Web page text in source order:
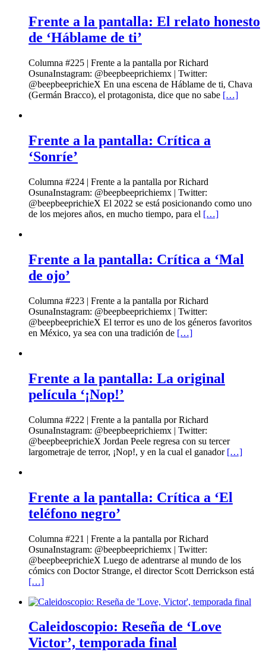
Frente a la pantalla: El relato honesto
de ‘Háblame de ti’
Columna #225 | Frente a la pantalla por Richard
OsunaInstagram: @beepbeeprichiemx | Twitter:
@beepbeeprichieX En una escena de Háblame de ti, Chava
(Germán Bracco), el protagonista, dice que no sabe […]
Frente a la pantalla: Crítica a
‘Sonríe’
Columna #224 | Frente a la pantalla por Richard
OsunaInstagram: @beepbeeprichiemx | Twitter:
@beepbeeprichieX El 2022 se está posicionando como uno
de los mejores años, en mucho tiempo, para el […]
Frente a la pantalla: Crítica a ‘Mal
de ojo’
Columna #223 | Frente a la pantalla por Richard
OsunaInstagram: @beepbeeprichiemx | Twitter:
@beepbeeprichieX El terror es uno de los géneros favoritos
en México, ya sea con una tradición de […]
Frente a la pantalla: La original
película ‘¡Nop!’
Columna #222 | Frente a la pantalla por Richard
OsunaInstagram: @beepbeeprichiemx | Twitter:
@beepbeeprichieX Jordan Peele regresa con su tercer
largometraje de terror, ¡Nop!, y en la cual el ganador […]
Frente a la pantalla: Crítica a ‘El
teléfono negro’
Columna #221 | Frente a la pantalla por Richard
OsunaInstagram: @beepbeeprichiemx | Twitter:
@beepbeeprichieX Luego de adentrarse al mundo de los
cómics con Doctor Strange, el director Scott Derrickson está
[…]
Caleidoscopio: Reseña de ‘Love
Victor’, temporada final